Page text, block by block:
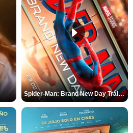
Spider-Man: Brand New Day Tráiler (3)